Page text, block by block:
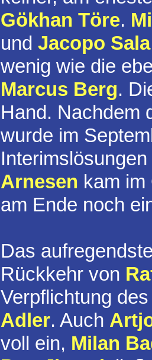
Gökhan Töre.
und Jacopo Sala
wenig wie die
Marcus Berg.
Hand. Nachdem
wurde im
Interimslösungen
Arnesen kam
am Ende noch
Das
Rückkehr von
Verpflichtung
Adler. Auch
voll ein, Milan